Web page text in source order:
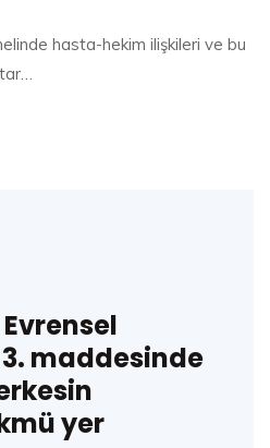
hasta-hekim ilişkileri ve bu
maddesinde
yer